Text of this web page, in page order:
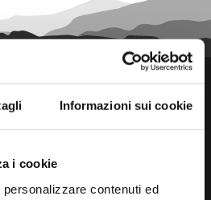
Informazioni sui cookie
i cookie
contenuti ed